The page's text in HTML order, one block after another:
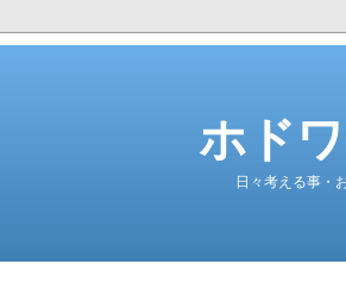
ホド
日々考える事・